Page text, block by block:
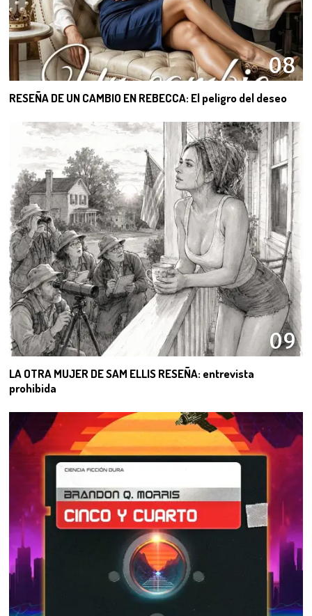
08
RESEÑA DE UN CAMBIO EN REBECCA: El peligro del deseo
09
LA OTRA MUJER DE SAM ELLIS RESEÑA: entrevista
prohibida